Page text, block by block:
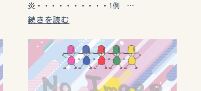
炎・・・・・・・・・・1例 …
続きを読む